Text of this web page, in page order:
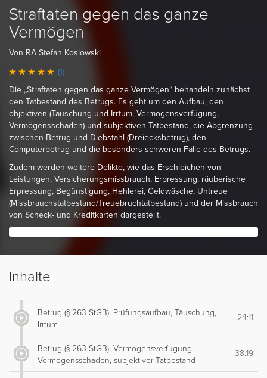
Straftaten gegen das ganze
Vermögen
Von RA Stefan Koslowski
(1)
Die „Straftaten gegen das ganze Vermögen“ behandeln zunächst
den Tatbestand des Betrugs. Es geht um den Aufbau, den
objektiven (Täuschung und Irrtum, Vermögensverfügung,
Vermögensschaden) und subjektiven Tatbestand, die Abgrenzung
zwischen Betrug und Diebstahl (Dreiecksbetrug), den
Computerbetrug und die besonders schweren Fälle des Betrugs.
Zudem werden weitere Delikte, wie das Erschleichen von
Leistungen, Versicherungsmissbrauch, Erpressung, räuberische
Erpressung, Begünstigung, Hehlerei, Geldwäsche, Untreue
(Missbrauchstatbestand/Treuebruchtatbestand) und der Missbrauch
von Scheck- und Kreditkarten dargestellt.
Inhalte
Betrug (§ 263 StGB): Prüfungsaufbau, Täuschung,
Irrtum
24:11
Betrug (§ 263 StGB): Vermögensverfügung,
Vermögensschaden, subjektiver Tatbestand
38:19